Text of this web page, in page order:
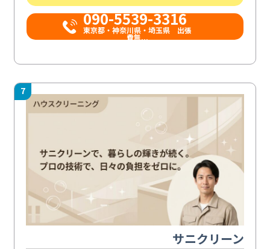
090-5539-3316
​東京都・神奈川県・埼玉県 出張
費無...
7
サニクリーン